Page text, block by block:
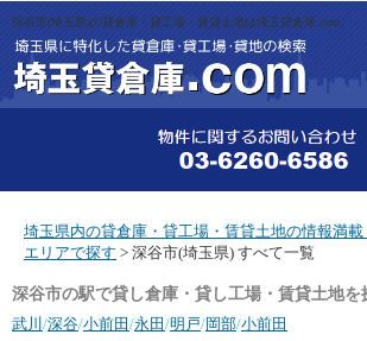
深谷市(埼玉県)の貸倉庫・貸工場・賃貸土地は埼玉貸倉庫.com。
埼玉県内の貸倉庫・貸工場・賃貸土地の情報満
エリアで探す > 深谷市(埼玉県) すべて一覧
深谷市の駅で貸し倉庫・貸し工場・賃貸土地を
武川 /深谷/小前田 /永田 /明戸/岡部/小前田